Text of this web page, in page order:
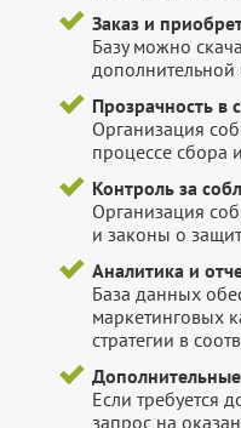
Заказ и
Базу можно
Прозрачность в
Организация
процессе сбора
Контроль за
Организация
и законы о
Аналитика и
База данных
маркетинговых
стратегии в
Если требуется
запрос на